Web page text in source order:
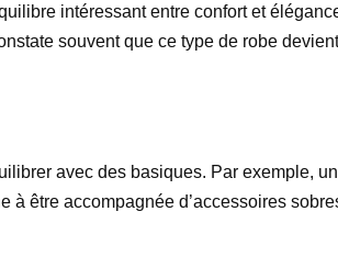
intéressant entre confort et
souvent que ce type de robe
avec des basiques. Par exemple,
être accompagnée d’accessoires